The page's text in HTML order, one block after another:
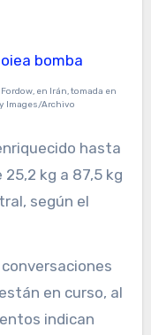
en Irán, tomada en
Images/Archivo
hasta
kg a 87,5 kg
según el
en curso, al
indican